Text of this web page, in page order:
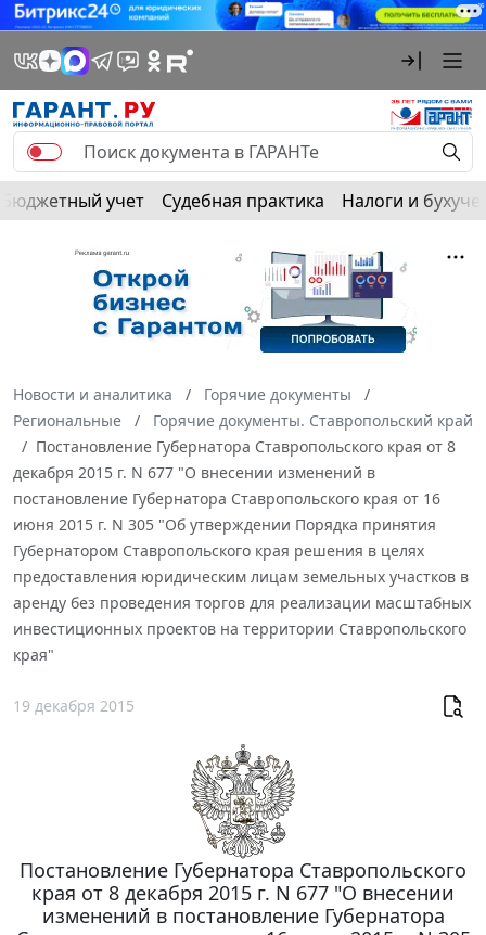
Бюджетный учет Судебная практика Налоги и
Новости и аналитика
Горячие документы
Региональные
Горячие документы. Ставропольский край
Постановление Губернатора Ставропольского края от 8
декабря 2015 г. N 677 "О внесении изменений в
постановление Губернатора Ставропольского края от 16
июня 2015 г. N 305 "Об утверждении Порядка принятия
Губернатором Ставропольского края решения в целях
предоставления юридическим лицам земельных участков в
аренду без проведения торгов для реализации масштабных
инвестиционных проектов на территории Ставропольского
края"
19 декабря 2015
Постановление Губернатора Ставропольского
края от 8 декабря 2015 г. N 677 "О внесении
изменений в постановление Губернатора